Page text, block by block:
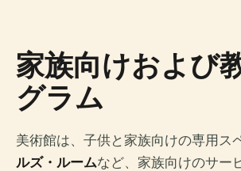
家族向けおよび
グラム
美術館は、子供と家族向けの専用ス
ルズ・ルームなど、家族向けのサー